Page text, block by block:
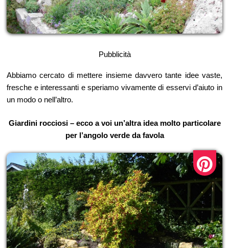
Pubblicità
Abbiamo cercato di mettere insieme davvero tante idee vaste,
fresche e interessanti e speriamo vivamente di esservi d’aiuto in
un modo o nell’altro.
Giardini rocciosi – ecco a voi un’altra idea molto particolare
per l’angolo verde da favola